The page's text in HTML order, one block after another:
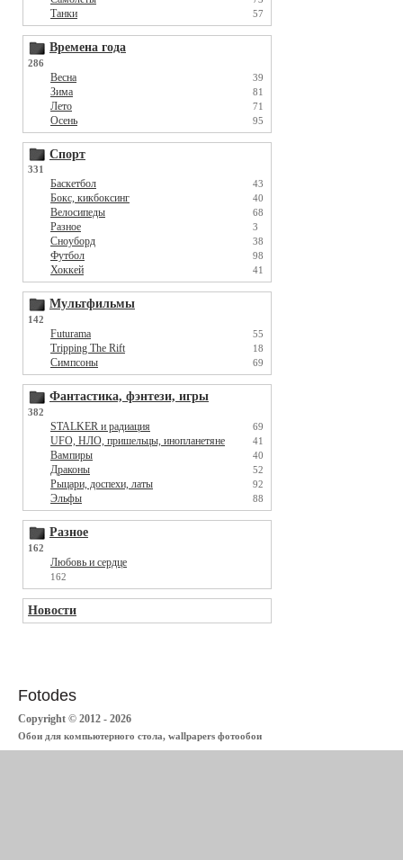
Танки 57
Времена года
286
Весна 39
Зима 81
Лето 71
Осень 95
Спорт
331
Баскетбол 43
Бокс, кикбоксинг 40
Велосипеды 68
Разное 3
Сноуборд 38
Футбол 98
Хоккей 41
Мультфильмы
142
Futurama 55
Tripping The Rift 18
Симпсоны 69
Фантастика, фэнтези, игры
382
STALKER и радиация 69
UFO, НЛО, пришельцы, инопланетяне 41
Вампиры 40
Драконы 52
Рыцари, доспехи, латы 92
Эльфы 88
Разное
162
Любовь и сердце
162
Новости
Fotodes
Copyright © 2012 - 2026
Обои для компьютерного стола, wallpapers фотообои